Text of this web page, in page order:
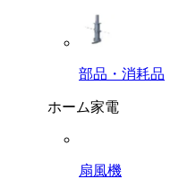
部品・消耗品
ホーム家電
扇風機